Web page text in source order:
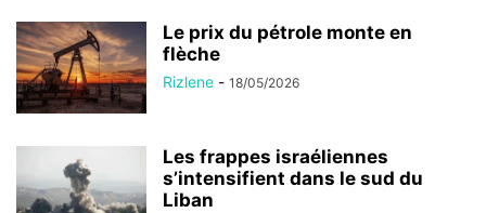
Le prix du pétrole monte en
flèche
Rizlene - 18/05/2026
Les frappes israéliennes
s’intensifient dans le sud du
Liban